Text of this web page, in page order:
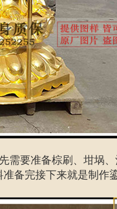
需要准备棕刷、坩埚
备完接下来就是制作